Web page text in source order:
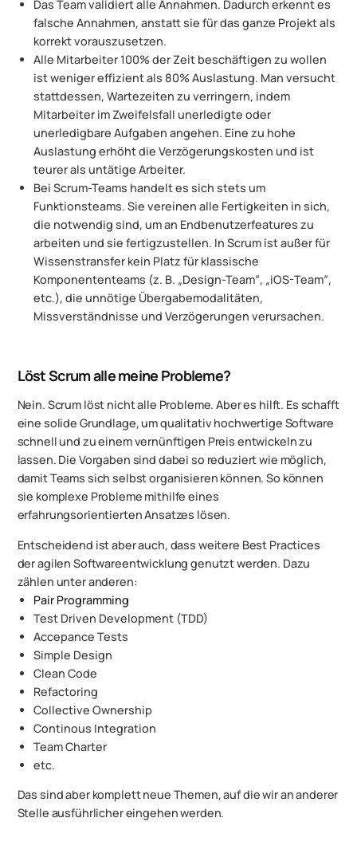
Das Team validiert alle Annahmen. Dadurch erkennt es
falsche Annahmen, anstatt sie für das ganze Projekt als
korrekt vorauszusetzen.
Alle Mitarbeiter 100% der Zeit beschäftigen zu wollen
ist weniger effizient als 80% Auslastung. Man versucht
stattdessen, Wartezeiten zu verringern, indem
Mitarbeiter im Zweifelsfall unerledigte oder
unerledigbare Aufgaben angehen. Eine zu hohe
Auslastung erhöht die Verzögerungskosten und ist
teurer als untätige Arbeiter.
Bei Scrum-Teams handelt es sich stets um
Funktionsteams. Sie vereinen alle Fertigkeiten in sich,
die notwendig sind, um an Endbenutzerfeatures zu
arbeiten und sie fertigzustellen. In Scrum ist außer für
Wissenstransfer kein Platz für klassische
Komponententeams (z. B. „Design-Team“, „iOS-Team“,
etc.), die unnötige Übergabemodalitäten,
Missverständnisse und Verzögerungen verursachen.
Löst Scrum alle meine Probleme?
Nein. Scrum löst nicht alle Probleme. Aber es hilft. Es schafft
eine solide Grundlage, um qualitativ hochwertige Software
schnell und zu einem vernünftigen Preis entwickeln zu
lassen. Die Vorgaben sind dabei so reduziert wie möglich,
damit Teams sich selbst organisieren können. So können
sie komplexe Probleme mithilfe eines
erfahrungsorientierten Ansatzes lösen.
Entscheidend ist aber auch, dass weitere Best Practices
der agilen Softwareentwicklung genutzt werden. Dazu
zählen unter anderen:
Pair Programming
Test Driven Development (TDD)
Accepance Tests
Simple Design
Clean Code
Refactoring
Collective Ownership
Continous Integration
Team Charter
etc.
Das sind aber komplett neue Themen, auf die wir an anderer
Stelle ausführlicher eingehen werden.